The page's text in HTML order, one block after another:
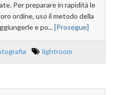
Per preparare in rapidità le
ordine, uso il metodo della
e po...[Prosegue]
lightroom